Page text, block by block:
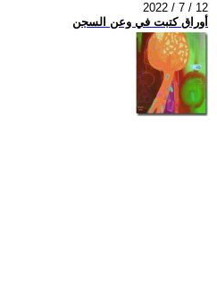
2022 / 7 / 12
أوراق كتبت في وعن السجن